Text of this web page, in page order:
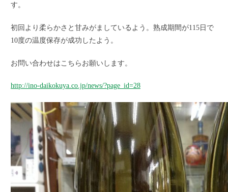
す。
初回より柔らかさと甘みがましているよう。熟成期間が115日で
10度の温度保存が成功したよう。
お問い合わせはこちらお願いします。
http://ino-daikokuya.co.jp/news/?page_id=28